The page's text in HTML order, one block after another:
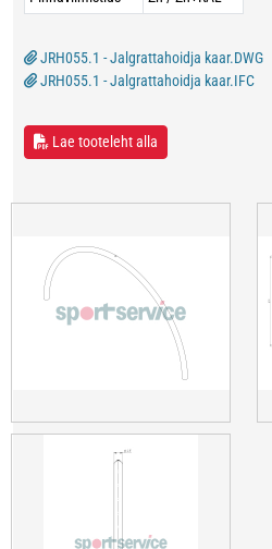
JRH055.1 - Jalgrattahoidja kaar.DWG
JRH055.1 - Jalgrattahoidja kaar.IFC
Lae tooteleht alla